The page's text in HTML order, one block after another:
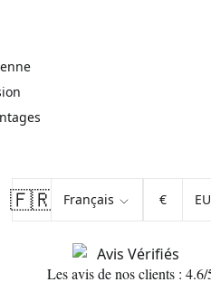
🇫🇷 €
Les avis de nos clients : 4.6/